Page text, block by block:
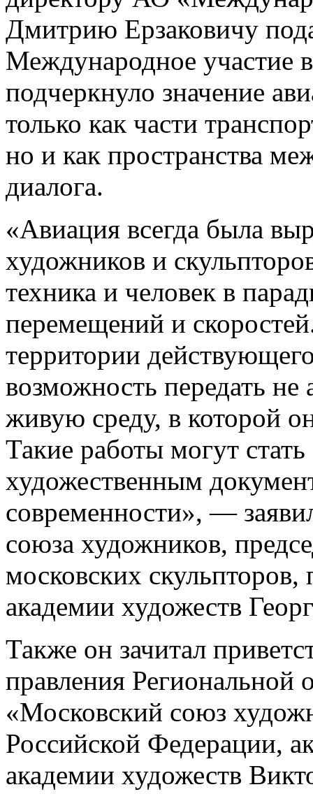
Дмитрию Ерзаковичу
Международное участие
подчеркнуло значение
только как части
но и как пространства
диалога.
«Авиация всегда была
художников и
техника и человек в
перемещений и
территории
возможность передать не
живую среду, в которой
Такие работы могут
художественным
современности», —
союза художников,
московских
академии художеств
Также он зачитал
правления Региональной
«Московский союз
Российской Федерации,
академии художеств